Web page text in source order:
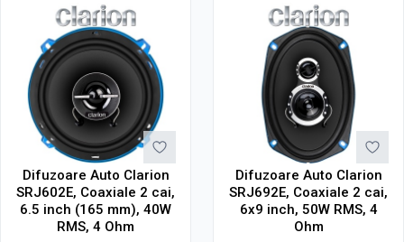
Difuzoare Auto Clarion
SRJ602E, Coaxiale 2 cai,
6.5 inch (165 mm), 40W
RMS, 4 Ohm
Difuzoare Auto Clarion
SRJ692E, Coaxiale 2 cai,
6x9 inch, 50W RMS, 4
Ohm